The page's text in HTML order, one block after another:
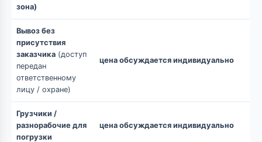
зона)
Вывоз без
присутствия
заказчика (доступ
передан
ответственному
лицу / охране)
цена обсуждается индивидуально
Грузчики /
разнорабочие для
погрузки
цена обсуждается индивидуально